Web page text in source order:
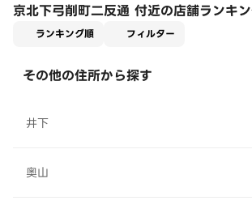
京北下弓削町二反通 付近の店舗ランキ
ランキング順 フィルター
その他の住所から探す
井下
奥山